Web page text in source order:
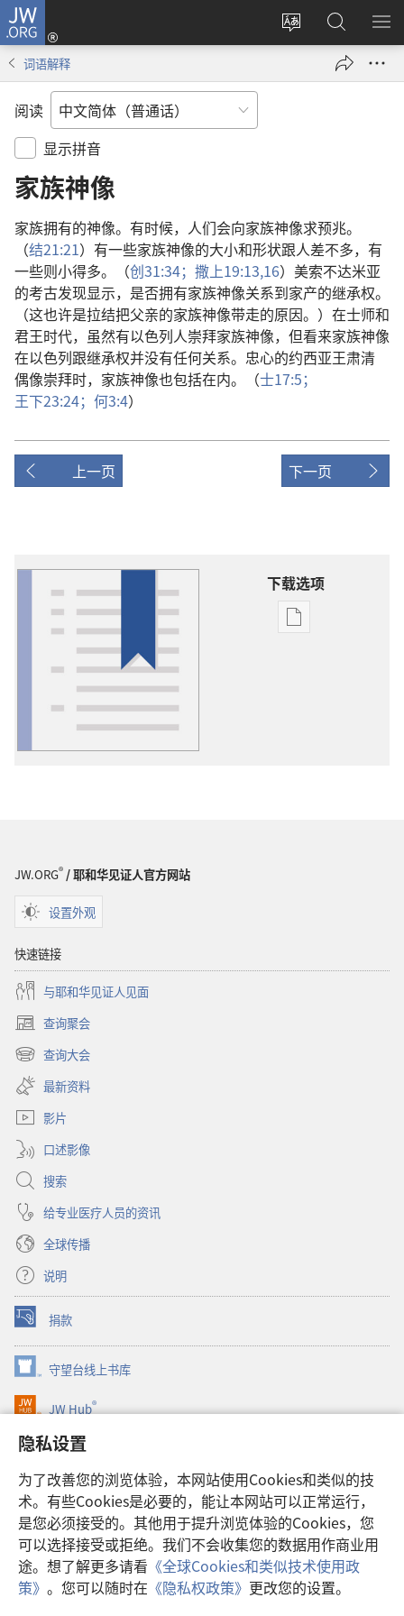
隐私设置
为了改善您的浏览体验，本网站使用Cookies和类似的技
术。有些Cookies是必要的，能让本网站可以正常运行，
是您必须接受的。其他用于提升浏览体验的Cookies，您
可以选择接受或拒绝。我们不会收集您的数据用作商业用
途。想了解更多请看 《全球Cookies和类似技术使用政
策》 。您可以随时在 《隐私权政策》 更改您的设置。
JW.ORG
更
登
录
（打
搜
索
JW.ORG
显
词语解释
阅读
显示拼音
家族神像
家族拥有的神像。 有时候， 人们会向家族神像求预兆。
（结21:21） 有一些家族神像的大小和形状跟人差不多， 有
一些则小得多。（创31:34； 撒上19:13,16） 美索不达米亚
的考古发现显示， 是否拥有家族神像关系到家产的继承权。
（这也许是拉结把父亲的家族神像带走的原因。） 在士师和
君王时代， 虽然有以色列人崇拜家族神像， 但看来家族神像
在以色列跟继承权并没有任何关系。 忠心的约西亚王肃清
偶像崇拜时， 家族神像也包括在内。（士17:5；
王下23:24； 何3:4）
上一页 下一页
下载选项
出
JW.ORG®/ 耶和华见证人官方网站
设置外观
快速链接
与耶和华见证人见面
查询聚会
（打
开
新
窗
口）
查询大会
（打
开
新
窗
最新资料
影片
口述影像
搜索
给专业医疗人员的资讯
全球传播
说明
捐款
（打
开
新
窗
口）
守望台线上书库
（打
开
新
口）
JW Hub®
（打
开
新
口）
JW Library®
Watchtower Library
Copyright© 2026 Watch Tower Bible and Tract Society of Pennsylvania.
使用条款|隐私权政策| 隐私设置